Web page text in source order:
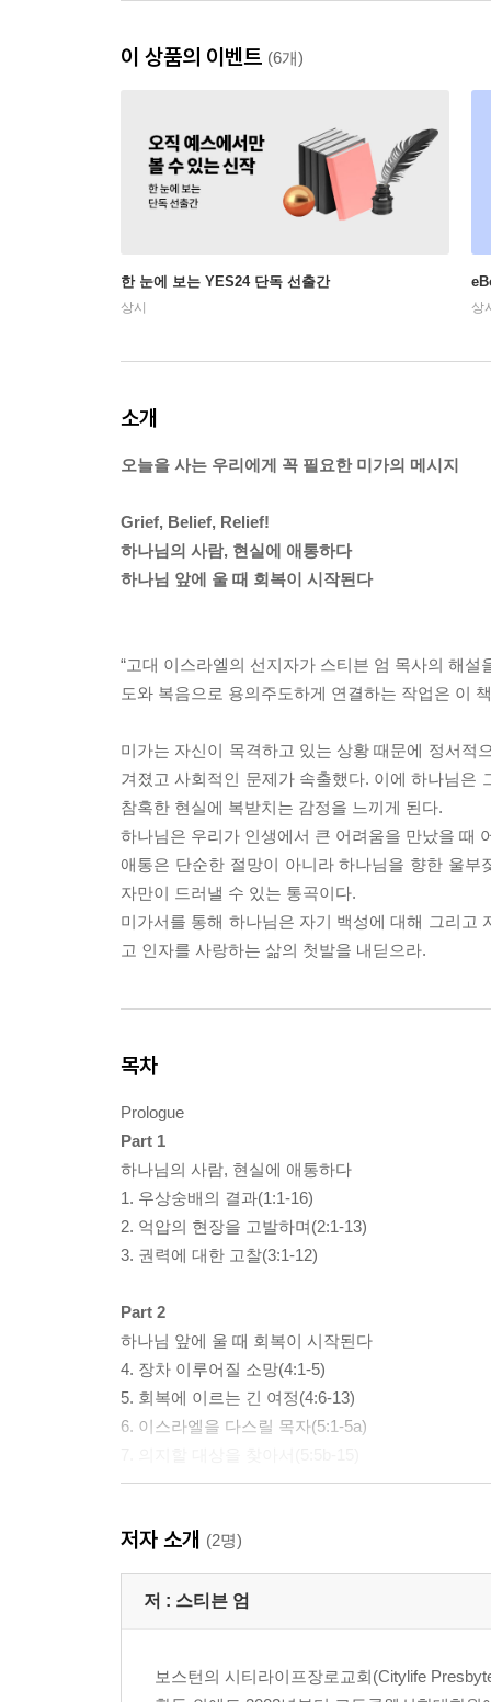
이 상품의 이벤트 (6개)
한 눈에 보는 YES24 단독 선출간
상시 상
소개
오늘을 사는 우리에게 꼭 필요한 미가의 메시지
Grief, Belief, Relief!
하나님의 사람, 현실에 애통하다
하나님 앞에 울 때 회복이 시작된다
“고대 이스라엘의 선지자가 스티븐 엄 목사의 해
도와 복음으로 용의주도하게 연결하는 작업은 이
미가는 자신이 목격하고 있는 상황 때문에 정서적
겨졌고 사회적인 문제가 속출했다. 이에 하나님은
참혹한 현실에 복받치는 감정을 느끼게 된다.
하나님은 우리가 인생에서 큰 어려움을 만났을 때
애통은 단순한 절망이 아니라 하나님을 향한 울
자만이 드러낼 수 있는 통곡이다.
미가서를 통해 하나님은 자기 백성에 대해 그리고
고 인자를 사랑하는 삶의 첫발을 내딛으라.
목차
Prologue
Part 1
하나님의 사람, 현실에 애통하다
1. 우상숭배의 결과(1:1-16)
2. 억압의 현장을 고발하며(2:1-13)
3. 권력에 대한 고찰(3:1-12)
Part 2
하나님 앞에 울 때 회복이 시작된다
4. 장차 이루어질 소망(4:1-5)
5. 회복에 이르는 긴 여정(4:6-13)
6. 이스라엘을 다스릴 목자(5:1-5a)
정의를 행하며 인자를 사랑하며
8. 여호와께서 네게 구하시는 것(6:1-16)
9. 다시 발견한 애통의 미학(7:1-7)
부록 2 용어 해설
저자 소개 (2명)
저 : 스티븐 엄
보스턴의 시티라이프장로교회(Citylife